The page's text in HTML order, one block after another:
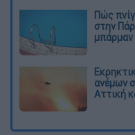
Πώς
στην
μπάρμαν
ανέμων
Αττική